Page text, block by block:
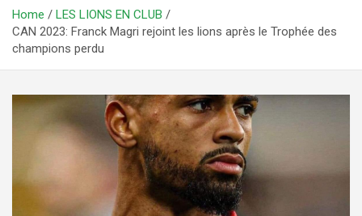
Home
LES LIONS EN CLUB
CAN 2023: Franck Magri rejoint les lions après le Trophée des
champions perdu